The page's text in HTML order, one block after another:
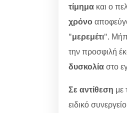
τίμημα και ο
χρόνο
"μερεμέτι".
την προσφιλή
δυσκολίαστο
Σε αντίθεση με
ειδικό συνεργείο